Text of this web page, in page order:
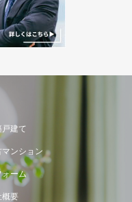
戸建て
マンション
ォーム
概要